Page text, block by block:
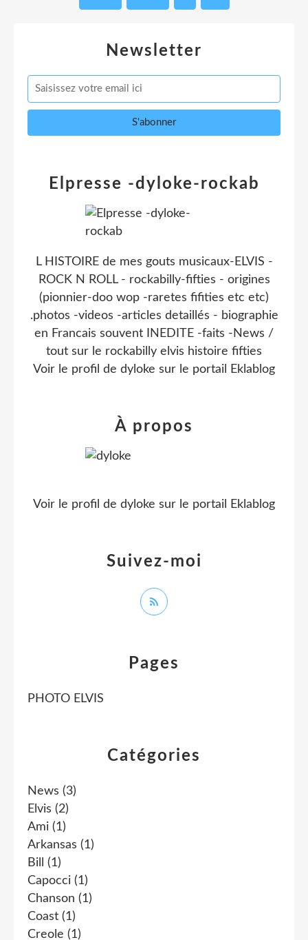
Newsletter
Catégories
News (3)
Elvis (2)
Ami (1)
Arkansas (1)
Bill
(1)
Capocci (1)
Chanson (1)
Coast (1)
Creole (1)
Pages
PHOTO ELVIS
Elpresse -dyloke-rockab
L HISTOIRE de mes gouts musicaux-ELVIS -
ROCK N ROLL - rockabilly-fifties - origines
(pionnier-doo wop -raretes fifities etc etc)
.photos -videos -articles detaillés - biographie
en Francais souvent INEDITE -faits -News /
tout sur le rockabilly elvis histoire fifties
Voir le profil de dyloke sur le portail Eklablog
Suivez-moi
À propos
Voir le profil de dyloke sur le portail Eklablog